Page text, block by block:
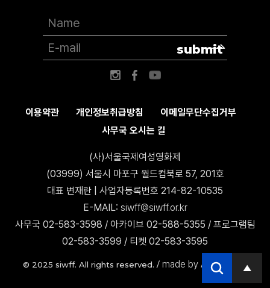
이용약관 개인정보취급방침
이메일무단수집거부
사무국 오시는 길
(사)서울국제여성영화제
(03999) 서울시 마포구 월드컵북로 57, 201호
대표 변재란 | 사업자등록번호 214-82-10535
E-MAIL: siwff@siwff.or.kr
사무국 02-583-3598 / 아카이브 02-588-5355 / 프로그램팀
02-583-3599 / 티켓 02-583-3595
© 2025 siwff. All rights reserved. / made by AccessICT
submit